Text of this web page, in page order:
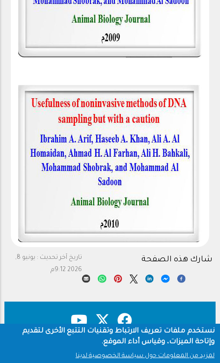
تاريخ آخر تحديث :
يونيو 8,
2026 9:12م
شارك هذه الصفحة
Footer
نستخدم ملفات تعريف الارتباط وتقنيات التتبع الأخرى لتقديم
وإتاحة الميزات، وقياس أداء الموقع.
لمزيد من المعلومات حول سياسة الخصوصية لدينا